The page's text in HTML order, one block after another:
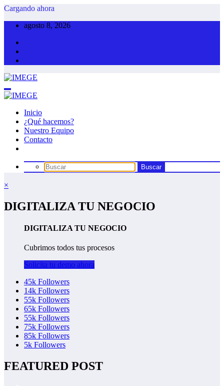
Saltar
contenido
Cargando ahora
agosto 8, 2026
Inicio
¿Qué hacemos?
Nuestro Equipo
Contacto
×
DIGITALIZA TU NEGOCIO
DIGITALIZA TU NEGOCIO
Cubrimos todos tus procesos
Solicita tu demo ahora
45k Followers
14k Followers
55k Followers
65k Followers
55k Followers
75k Followers
85k Followers
5k Followers
FEATURED POST